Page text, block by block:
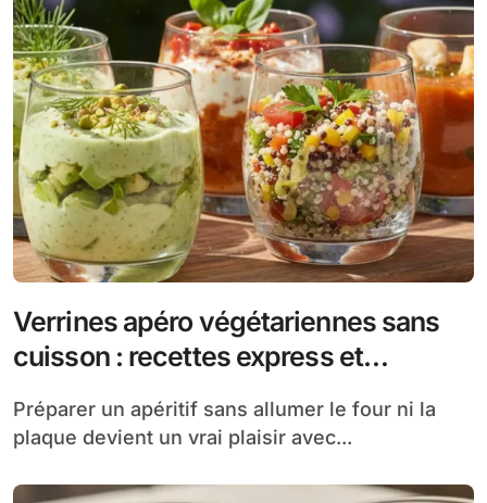
Verrines apéro végétariennes sans
cuisson : recettes express et
Préparer un apéritif sans allumer le four ni la
plaque devient un vrai plaisir avec...